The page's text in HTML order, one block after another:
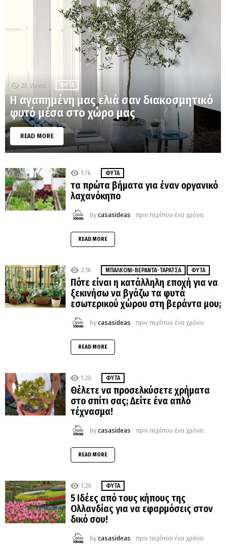
2k Views ΦΥΤΆ
Η αγαπημένη μας ελιά σαν διακοσμητικό
φυτό μέσα στο χώρο μας
READ MORE
1.7k ΦΥΤΆ
τα πρώτα βήματα για έναν οργανικό
λαχανόκηπο
by casasideas πριν περίπου ένα χρόνο
READ MORE
2.1k MΠΑΛΚΌΝΙ-ΒΕΡΆΝΤΑ-ΤΑΡΆΤΣΑ ΦΥΤΆ
Πότε είναι η κατάλληλη εποχή για να
ξεκινήσω να βγάζω τα φυτά
εσωτερικού χώρου στη βεράντα μου;
by casasideas πριν περίπου ένα χρόνο
READ MORE
1.2k ΦΥΤΆ
Θέλετε να προσελκύσετε χρήματα
στο σπίτι σας; Δείτε ένα απλό
τέχνασμα!
by casasideas πριν περίπου ένα χρόνο
READ MORE
1.2k ΦΥΤΆ
5 Ιδέες από τους κήπους της
Ολλανδίας για να εφαρμόσεις στον
δικό σου!
by casasideas πριν περίπου ένα χρόνο